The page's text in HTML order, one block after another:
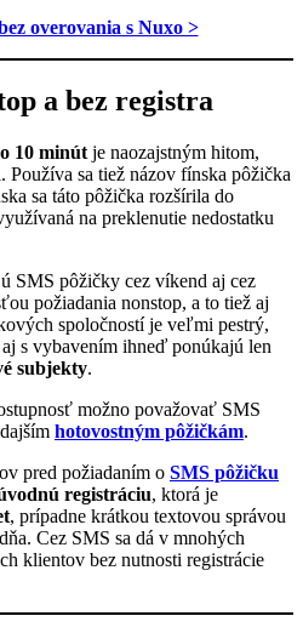
overovania s Nuxo >
a bez registra
10 minút je naozajstným hitom,
sa tiež názov fínska pôžička
sa táto pôžička rozšírila do
na preklenutie nedostatku
SMS pôžičky cez víkend aj cez
požiadania nonstop, a to tiež aj
spoločností je veľmi pestrý,
s vybavením ihneď ponúkajú len
subjekty.
možno považovať SMS
hotovostným pôžičkám.
pred požiadaním o SMS pôžičku
registráciu, ktorá je
, prípadne krátkou textovou správou
Cez SMS sa dá v mnohých
klientov bez nutnosti registrácie